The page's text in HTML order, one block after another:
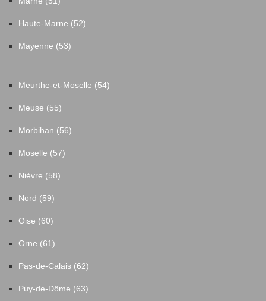
Haute-Marne (52)
Mayenne (53)
Meurthe-et-Moselle (54)
Meuse (55)
Morbihan (56)
Moselle (57)
Nièvre (58)
Nord (59)
Oise (60)
Orne (61)
Pas-de-Calais (62)
Puy-de-Dôme (63)